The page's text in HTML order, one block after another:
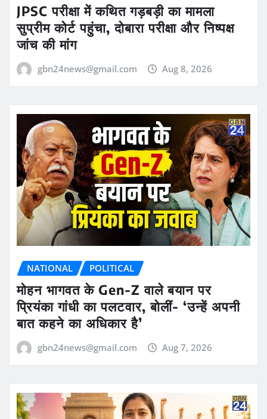
JPSC परीक्षा में कथित गड़बड़ी का मामला
सुप्रीम कोर्ट पहुंचा, दोबारा परीक्षा और निष्पक्ष
जांच की मांग
gbn24news@gmail.com Aug 8, 2026
NATIONAL POLITICAL
मोहन भागवत के Gen-Z वाले बयान पर
प्रियंका गांधी का पलटवार, बोलीं- ‘उन्हें अपनी
बात कहने का अधिकार है’
gbn24news@gmail.com Aug 7, 2026